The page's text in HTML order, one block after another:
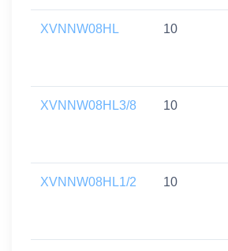
XVNNW08HL 10
XVNNW08HL3/8 10
XVNNW08HL1/2 10